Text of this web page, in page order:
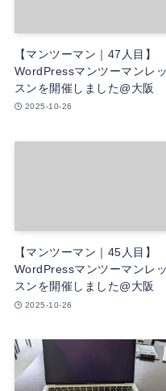
【マンツーマン｜47人目】
WordPressマンツーマンレッ
スンを開催しました@大阪
2025-10-26
【マンツーマン｜45人目】
WordPressマンツーマンレッ
スンを開催しました@大阪
2025-10-26